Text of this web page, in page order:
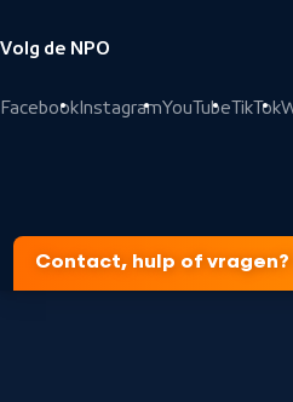
Volg de NPO
Facebook InstagramYouTubeTikTok
Contact, hulp of vragen?